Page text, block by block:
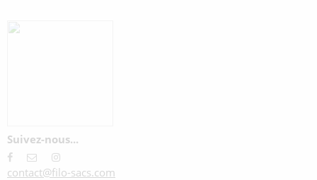
Suivez-nous...
contact@filo-sacs.com